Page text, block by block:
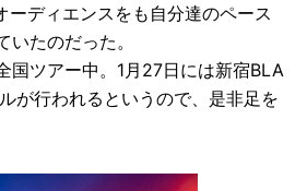
ーディエンスをも自分達のペース
たのだった。
国ツアー中。1月27日には新宿BLA
が行われるというので、是非足を